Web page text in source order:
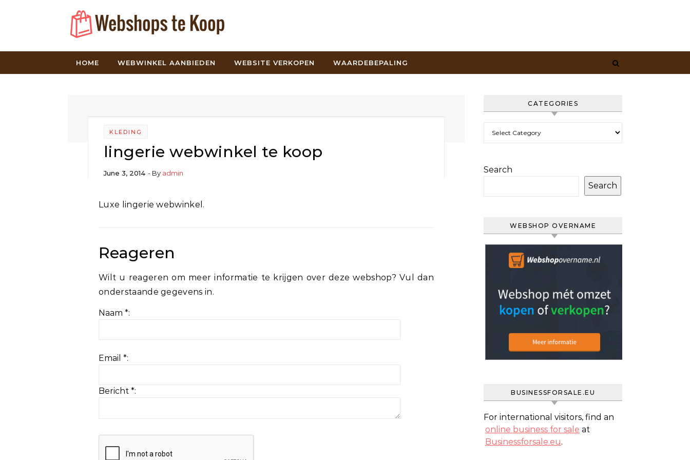
HOME WEBWINKEL AANBIEDEN WEBSITE VERKOPEN WAARDEBEPALING
KLEDING
lingerie webwinkel te koop
June 3, 2014 - By admin
Luxe lingerie webwinkel.
Reageren
Wilt u reageren om meer informatie te krijgen over deze webshop? Vul dan
onderstaande gegevens in.
Naam *:
Email *:
Bericht *:
CATEGORIES
Search
Search
WEBSHOP OVERNAME
BUSINESSFORSALE.EU
For international visitors, find an
online business for sale at
Businessforsale.eu.